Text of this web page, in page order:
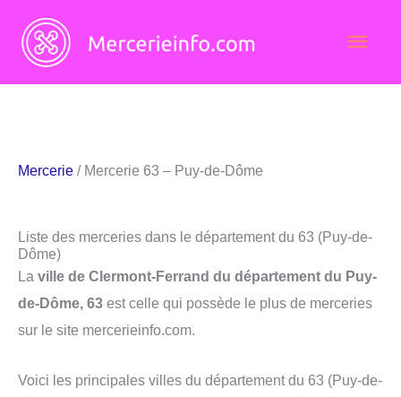
contenu
Mercerie / Mercerie 63 – Puy-de-Dôme
Liste des merceries dans le département du 63 (Puy-de-
Dôme)
La ville de Clermont-Ferrand du département du Puy-
de-Dôme, 63 est celle qui possède le plus de merceries
sur le site mercerieinfo.com.
Voici les principales villes du département du 63 (Puy-de-